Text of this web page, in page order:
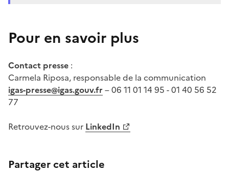
Pour en savoir plus
Contact presse :
Carmela Riposa, responsable de la communication
igas-presse@igas.gouv.fr – 06 11 01 14 95 - 01 40 56 52
77
Retrouvez-nous sur LinkedIn
Partager cet article